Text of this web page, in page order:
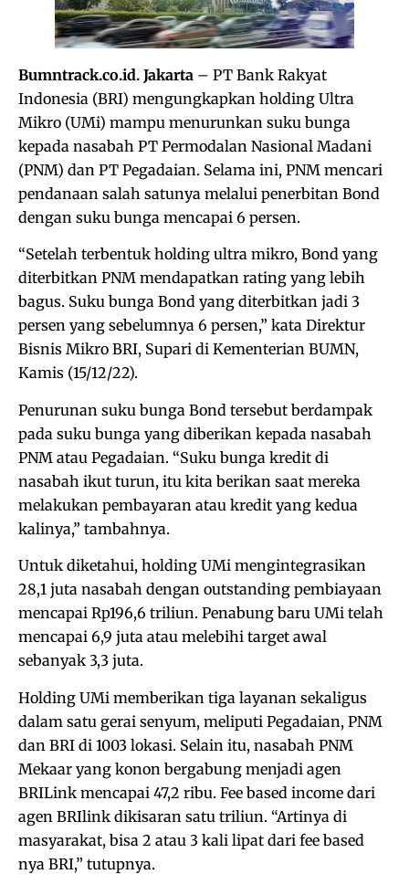
Bumntrack.co.id. Jakarta – PT Bank Rakyat
Indonesia (BRI) mengungkapkan holding Ultra
Mikro (UMi) mampu menurunkan suku bunga
kepada nasabah PT Permodalan Nasional Madani
(PNM) dan PT Pegadaian. Selama ini, PNM mencari
pendanaan salah satunya melalui penerbitan Bond
dengan suku bunga mencapai 6 persen.
“Setelah terbentuk holding ultra mikro, Bond yang
diterbitkan PNM mendapatkan rating yang lebih
bagus. Suku bunga Bond yang diterbitkan jadi 3
persen yang sebelumnya 6 persen,” kata Direktur
Bisnis Mikro BRI, Supari di Kementerian BUMN,
Kamis (15/12/22).
Penurunan suku bunga Bond tersebut berdampak
pada suku bunga yang diberikan kepada nasabah
PNM atau Pegadaian. “Suku bunga kredit di
nasabah ikut turun, itu kita berikan saat mereka
melakukan pembayaran atau kredit yang kedua
kalinya,” tambahnya.
Untuk diketahui, holding UMi mengintegrasikan
28,1 juta nasabah dengan outstanding pembiayaan
mencapai Rp196,6 triliun. Penabung baru UMi telah
mencapai 6,9 juta atau melebihi target awal
sebanyak 3,3 juta.
Holding UMi memberikan tiga layanan sekaligus
dalam satu gerai senyum, meliputi Pegadaian, PNM
dan BRI di 1003 lokasi. Selain itu, nasabah PNM
Mekaar yang konon bergabung menjadi agen
BRILink mencapai 47,2 ribu. Fee based income dari
agen BRIlink dikisaran satu triliun. “Artinya di
masyarakat, bisa 2 atau 3 kali lipat dari fee based
nya BRI,” tutupnya.